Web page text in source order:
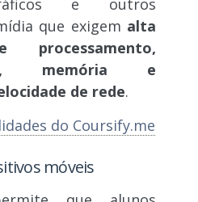
e outros
que exigem alta
processamento,
memória e
de rede.
do Coursify.me
móveis